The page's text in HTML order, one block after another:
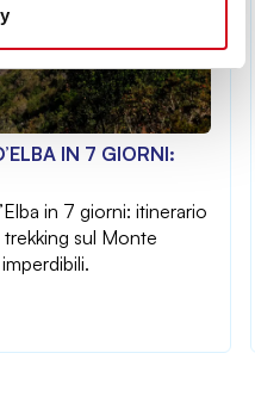
IN 7 GIORNI:
in 7 giorni: itinerario
sul Monte